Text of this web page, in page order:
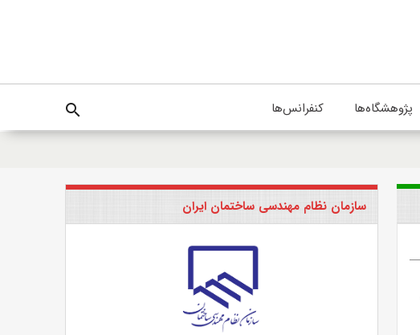
پژوهشگاه‌ها کنفرانس‌ها search
سازمان نظام مهندسی ساختمان ایران